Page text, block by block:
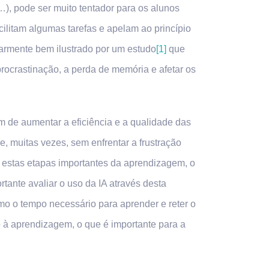
pode ser muito tentador para os alunos
algumas tarefas e apelam ao princípio
bem ilustrado por um estudo[1] que
a perda de memória e afetar os
de aumentar a eficiência e a qualidade das
muitas vezes, sem enfrentar a frustração
etapas importantes da aprendizagem, o
avaliar o uso da IA através desta
o tempo necessário para aprender e reter o
aprendizagem, o que é importante para a